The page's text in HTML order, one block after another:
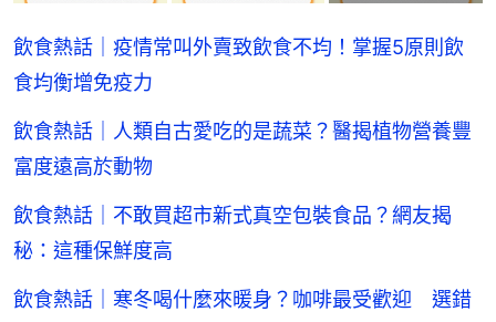
飲食熱話｜疫情常叫外賣致飲食不均！掌握5原則飲
食均衡增免疫力
飲食熱話｜人類自古愛吃的是蔬菜？醫揭植物營養豐
富度遠高於動物
飲食熱話｜不敢買超市新式真空包裝食品？網友揭
秘：這種保鮮度高
飲食熱話｜寒冬喝什麼來暖身？咖啡最受歡迎 選錯